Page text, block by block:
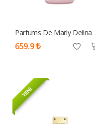
Parfums De Marly Delina
EDP 75 Ml Tester Parfüm
Kadın
659.9
YENİ